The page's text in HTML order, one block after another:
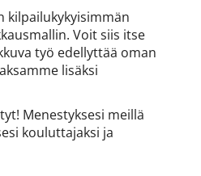
kilpailukykyisimmän
Voit siis itse
työ edellyttää oman
lisäksi
Menestyksesi meillä
kouluttajaksi ja